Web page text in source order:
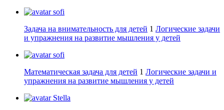
sofi
Задача на внимательность для детей 1 Логические задачи
и упражнения на развитие мышления у детей
sofi
Математическая задача для детей 1 Логические задачи и
упражнения на развитие мышления у детей
Stella